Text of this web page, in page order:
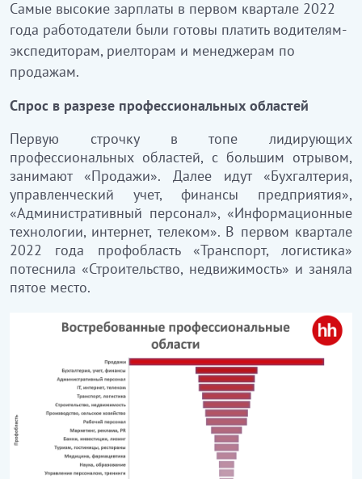
Самые высокие зарплаты в первом квартале 2022
года работодатели были готовы платить водителям-
экспедиторам, риелторам и менеджерам по
продажам.
Спрос в разрезе профессиональных областей
Первую строчку в топе лидирующих
профессиональных областей, с большим отрывом,
занимают «Продажи». Далее идут «Бухгалтерия,
управленческий учет, финансы предприятия»,
«Административный персонал», «Информационные
технологии, интернет, телеком». В первом квартале
2022 года профобласть «Транспорт, логистика»
потеснила «Строительство, недвижимость» и заняла
пятое место.